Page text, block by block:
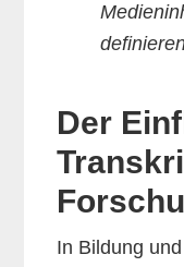
Der
In Bildung